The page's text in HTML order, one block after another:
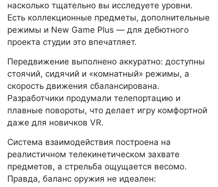
насколько тщательно вы исследуете уровни.
Есть коллекционные предметы, дополнительные
режимы и New Game Plus — для дебютного
проекта студии это впечатляет.
Передвижение выполнено аккуратно: доступны
стоячий, сидячий и «комнатный» режимы, а
скорость движения сбалансирована.
Разработчики продумали телепортацию и
плавные повороты, что делает игру комфортной
даже для новичков VR.
Система взаимодействия построена на
реалистичном телекинетическом захвате
предметов, а стрельба ощущается весомо.
Правда, баланс оружия не идеален: